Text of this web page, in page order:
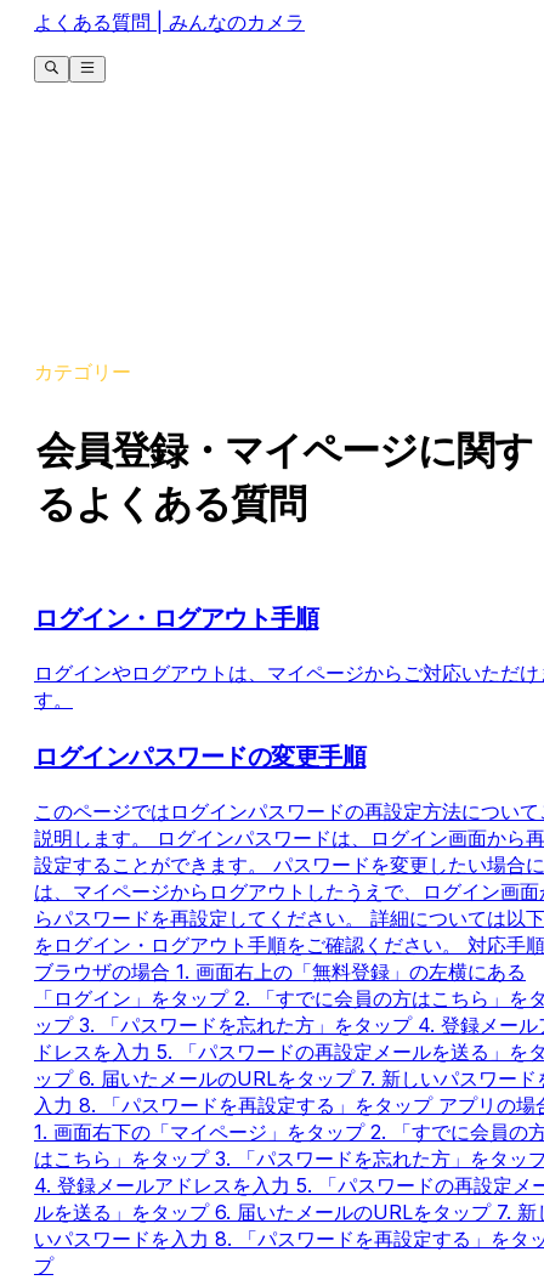
よくある質問 | みんなのカメラ
カテゴリー
会員登録・マイページに関す
るよくある質問
ログイン・ログアウト手順
ログインやログアウトは、マイページからご対応いただけ
す。
ログインパスワードの変更手順
このページではログインパスワードの再設定方法について
説明します。 ログインパスワードは、ログイン画面から再
設定することができます。 パスワードを変更したい場合に
は、マイページからログアウトしたうえで、ログイン画面
らパスワードを再設定してください。 詳細については以下
をログイン・ログアウト手順をご確認ください。 対応手順
ブラウザの場合 1. 画面右上の「無料登録」の左横にある
「ログイン」をタップ 2. 「すでに会員の方はこちら」を
ップ 3. 「パスワードを忘れた方」をタップ 4. 登録メール
ドレスを入力 5. 「パスワードの再設定メールを送る」を
ップ 6. 届いたメールのURLをタップ 7. 新しいパスワード
入力 8. 「パスワードを再設定する」をタップ アプリの場
1. 画面右下の「マイページ」をタップ 2. 「すでに会員の
はこちら」をタップ 3. 「パスワードを忘れた方」をタッ
4. 登録メールアドレスを入力 5. 「パスワードの再設定メ
ルを送る」をタップ 6. 届いたメールのURLをタップ 7. 新
いパスワードを入力 8. 「パスワードを再設定する」をタ
プ